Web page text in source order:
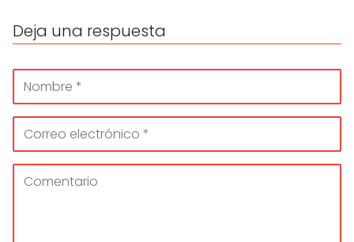
Deja una respuesta